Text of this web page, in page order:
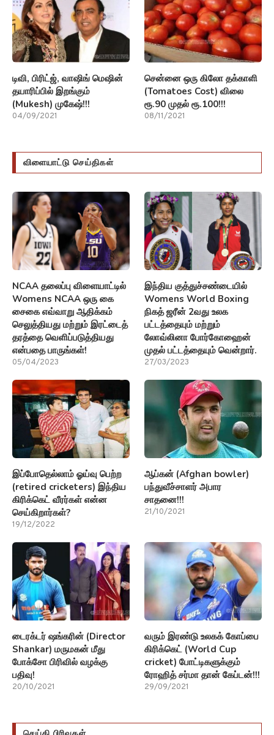
டிவி, பிரிட்ஜ், வாஷிங் மெஷின்
தயாரிப்பில் இறங்கும்
(Mukesh) முகேஷ்!!!
04/09/2021
சென்னை ஒரு கிலோ தக்காளி
(Tomatoes Cost) விலை
ரூ.90 முதல் ரூ.100!!!
08/11/2021
விளையாட்டு செய்திகள்
NCAA தலைப்பு விளையாட்டில்
Womens NCAA ஒரு கை
சைகை எவ்வாறு ஆதிக்கம்
செலுத்தியது மற்றும் இரட்டைத்
தரத்தை வெளிப்படுத்தியது
என்பதை பாருங்கள்!
05/04/2023
இந்திய குத்துச்சண்டையில்
Womens World Boxing
நிகத் ஜரீன் 2வது உலக
பட்டத்தையும் மற்றும்
லோவ்லினா போர்கோஹைன்
முதல் பட்டத்தையும் வென்றார்.
27/03/2023
இப்போதெல்லாம் ஓய்வு பெற்ற
(retired cricketers) இந்திய
கிரிக்கெட் வீரர்கள் என்ன
செய்கிறார்கள்?
19/12/2022
ஆப்கன் (Afghan bowler)
பந்துவீச்சாளர் அபார
சாதனை!!!
21/10/2021
டைரக்டர் ஷங்கரின் (Director
Shankar) மருமகன் மீது
போக்சோ பிரிவில் வழக்கு
பதிவு!
20/10/2021
வரும் இரண்டு உலகக் கோப்பை
கிரிக்கெட் (World Cup
cricket) போட்டிகளுக்கும்
ரோஹித் சர்மா தான் கேப்டன்!!!
29/09/2021